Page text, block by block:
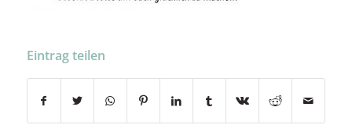
Eintrag teilen